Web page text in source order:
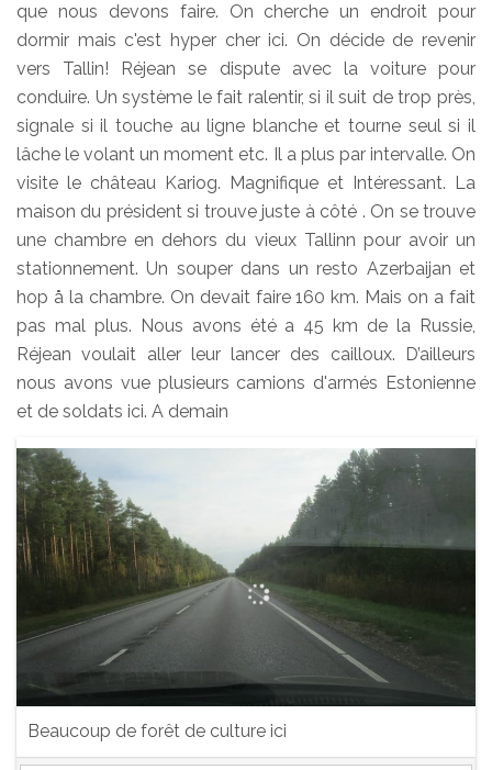
que nous devons faire. On cherche un endroit pour
dormir mais c'est hyper cher ici. On décide de revenir
vers Tallin! Réjean se dispute avec la voiture pour
conduire. Un système le fait ralentir, si il suit de trop près,
signale si il touche au ligne blanche et tourne seul si il
lâche le volant un moment etc. Il a plus par intervalle. On
visite le château Kariog. Magnifique et Intéressant. La
maison du président si trouve juste à côté . On se trouve
une chambre en dehors du vieux Tallinn pour avoir un
stationnement. Un souper dans un resto Azerbaijan et
hop å la chambre. On devait faire 160 km. Mais on a fait
pas mal plus. Nous avons été a 45 km de la Russie,
Réjean voulait aller leur lancer des cailloux. D’ailleurs
nous avons vue plusieurs camions d'armés Estonienne
et de soldats ici. A demain
Beaucoup de forêt de culture ici